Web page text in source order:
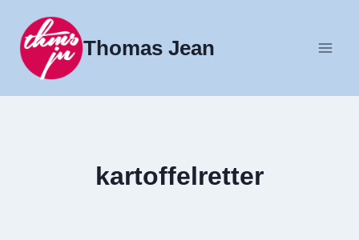
indhold
Thomas Jean
kartoffelretter